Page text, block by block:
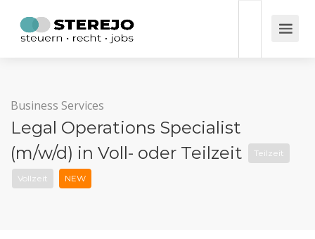
Business Services
Legal Operations Specialist
(m/w/d) in Voll- oder Teilzeit
Teilzeit
Vollzeit NEW